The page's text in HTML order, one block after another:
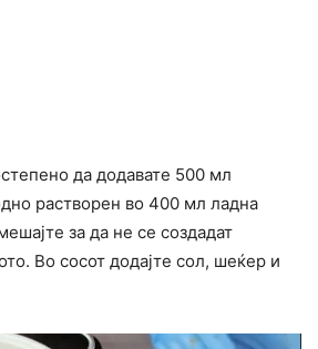
да додавате 500 мл
растворен во 400 мл ладна
за да не се создадат
Во сосот додајте сол, шеќер и